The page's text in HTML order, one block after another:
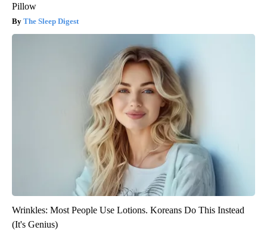
Pillow
The Sleep Digest
Wrinkles: Most People Use Lotions. Koreans Do This Instead
(It's Genius)